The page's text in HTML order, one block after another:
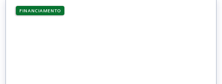
FINANCIAMENTO